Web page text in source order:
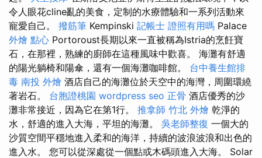
令人眼花cline亂的美食，定制的水療體驗和一系列活動來
寵愛自己。 撥筋筆 Kempinski 記帳士 證照有用嗎 Palace
外燴 點心 Portoroust長期以來一直被稱為Istria的烹飪寶
石，在那裡，熟練的廚師在這種風味中歡喜。 海灘有舒適
的陽光躺椅和陽傘，還有一個海灘咖啡館。 台中養生館排
毒 南投 外燴 酒店自己的海灘位於天空中的海灣，周圍環繞
著岩石。 台胞證桃園 wordpress seo 正骨 酒店優秀的沙
灘非常接近，因為它在第1行。 推拿師 竹北 外燴 乾淨的
水，舒適的進入大海，平坦的海灘。 吳老師整復 一個大的
沙質空間平穩地進入柔和的海洋，持續的波浪波浪和出色的
進入水。 您可以從深處從一個點或木碼頭進入大海。 Solar